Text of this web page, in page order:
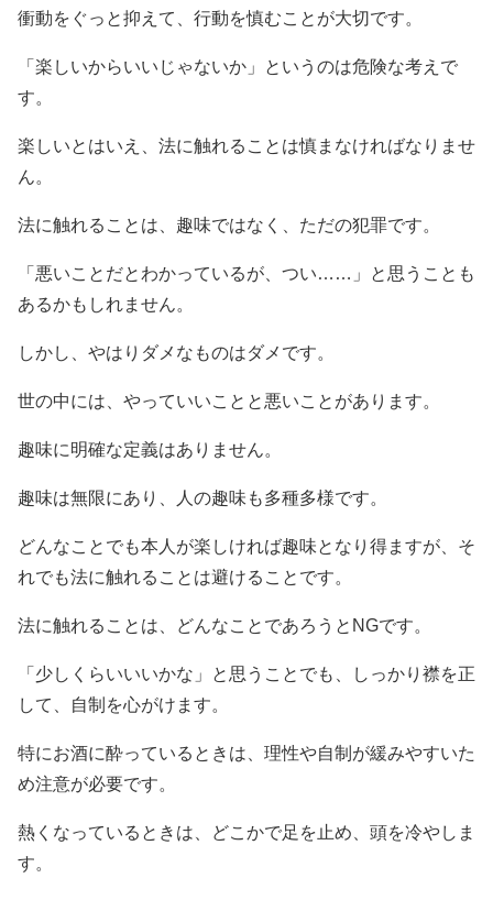
衝動をぐっと抑えて、行動を慎むことが大切です。
「楽しいからいいじゃないか」というのは危険な考えで
す。
楽しいとはいえ、法に触れることは慎まなければなりませ
ん。
法に触れることは、趣味ではなく、ただの犯罪です。
「悪いことだとわかっているが、つい……」と思うことも
あるかもしれません。
しかし、やはりダメなものはダメです。
世の中には、やっていいことと悪いことがあります。
趣味に明確な定義はありません。
趣味は無限にあり、人の趣味も多種多様です。
どんなことでも本人が楽しければ趣味となり得ますが、そ
れでも法に触れることは避けることです。
法に触れることは、どんなことであろうとNGです。
「少しくらいいいかな」と思うことでも、しっかり襟を正
して、自制を心がけます。
特にお酒に酔っているときは、理性や自制が緩みやすいた
め注意が必要です。
熱くなっているときは、どこかで足を止め、頭を冷やしま
す。